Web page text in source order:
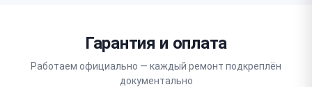
Гарантия и оплата
Работаем официально — каждый ремонт подкреплён
документально